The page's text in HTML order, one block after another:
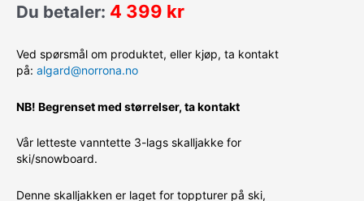
Du betaler: 4 399 kr
Ved spørsmål om produktet, eller kjøp, ta kontakt
på: algard@norrona.no
NB! Begrenset med størrelser, ta kontakt
Vår letteste vanntette 3-lags skalljakke for
ski/snowboard.
Denne skalljakken er laget for toppturer på ski,